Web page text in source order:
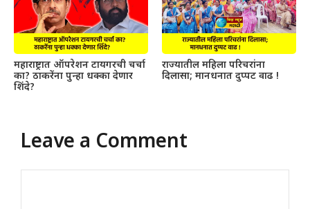
महाराष्ट्रात ऑपरेशन टायगरची चर्चा
का? ठाकरेंना पुन्हा धक्का देणार
शिंदे?
राज्यातील महिला परिचरांना
दिलासा; मानधनात दुप्पट वाढ !
Leave a Comment